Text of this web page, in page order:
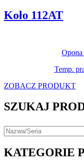
Koło 112AT
Temp.
ZOBACZ PRODUKT
SZUKAJ
KATEGORIE